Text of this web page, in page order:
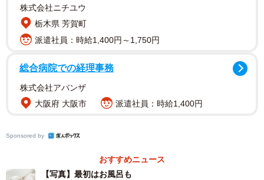
エーフを保護したのは、保護犬の譲渡活動を通し、「犬の
殺処分ゼロ」を目指すピースワンコ・ジャパン（以下、ピ
ースワンコ）。エーフを含む多頭飼育崩壊から保護された7
ました。
シェルター内の検疫犬舎で体調検査やワクチンの摂取を行
ざまなトレーニングを行うわけですが、8頭の中でも特にエ
子。エーフは特に怖がりのワンコでした。
株式会社ニチユウ
栃木県 芳賀町
派遣社員：時給1,400円～1,750円
総合病院での経理事務
株式会社アバンザ
大阪府 大阪市
派遣社員：時給1,400円
Sponsored by
おすすめニュース
【写真】最初はお風呂も